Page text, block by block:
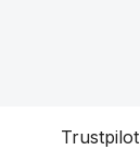
Trustpilot